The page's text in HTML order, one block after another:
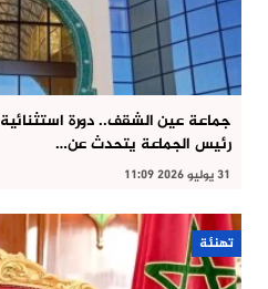
جماعة عين الشقف.. دورة
رئيس الجماعة يتحدث عن…
31 يوليو 2026 11:09
تهنئة